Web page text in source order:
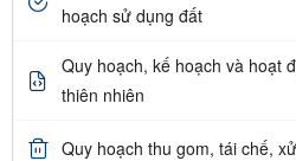
hoạch sử dụng đất
Quy hoạch, kế hoạch và hoạt
thiên nhiên
Quy hoạch thu gom, tái chế,